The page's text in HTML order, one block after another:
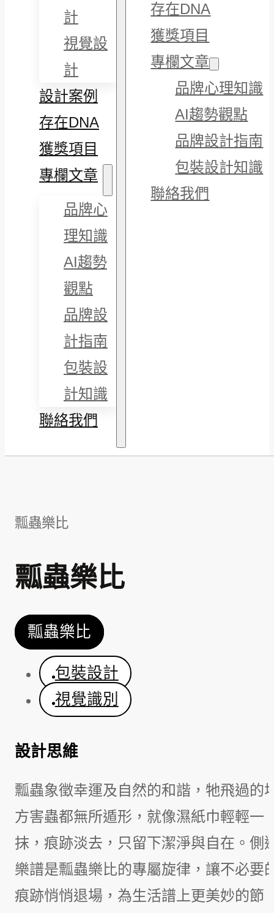
計
視覺設
計
設計案例
存在DNA
獲獎項目
專欄文章
品牌心
理知識
AI趨勢
觀點
品牌設
計指南
包裝設
計知識
聯絡我們
存在DNA
獲獎項目
專欄文章
品牌心理知識
AI趨勢觀點
品牌設計指南
包裝設計知識
聯絡我們
瓢蟲樂比
瓢蟲樂比
瓢蟲樂比
包裝設計
視覺識別
設計思維
瓢蟲象徵幸運及自然的和諧，牠飛過的
方害蟲都無所遁形，就像濕紙巾輕輕一
抹，痕跡淡去，只留下潔淨與自在。側
樂譜是瓢蟲樂比的專屬旋律，讓不必要
痕跡悄悄退場，為生活譜上更美妙的節